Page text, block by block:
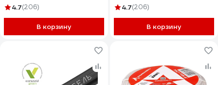
1157К30HG00070А0100М
4.7(206)
В корзину
1157К30HG00070А0050М
4.7(206)
В корзину